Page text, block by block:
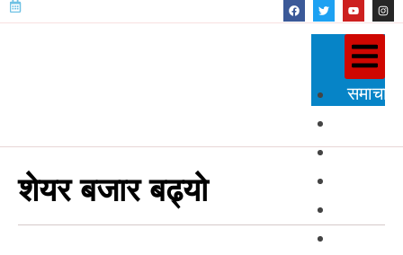
समाचार
प्रदेश
शेयर बजार बढ्याे